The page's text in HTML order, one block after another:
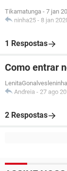
Tikamatunga - 7 jan
ninha25 - 8 jan
1 Respostas
Como entrar
LenitaGonalvesleninha
Andreia - 27 ago
2 Respostas